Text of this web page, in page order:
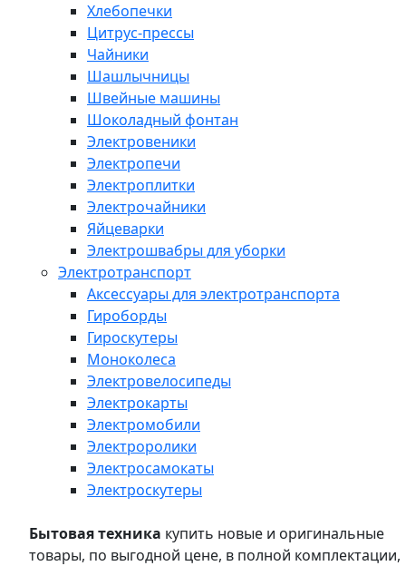
Хлебопечки
Цитрус-прессы
Чайники
Шашлычницы
Швейные машины
Шоколадный фонтан
Электровеники
Электропечи
Электроплитки
Электрочайники
Яйцеварки
Электрошвабры для уборки
Электротранспорт
Аксессуары для электротранспорта
Гироборды
Гироскутеры
Моноколеса
Электровелосипеды
Электрокарты
Электромобили
Электроролики
Электросамокаты
Электроскутеры
Бытовая техника купить новые и оригинальные
товары, по выгодной цене, в полной комплектации,